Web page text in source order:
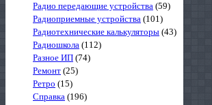
Радио передающие устройства (59)
Радиоприемные устройства (101)
Радиотехнические калькуляторы (43)
Радиошкола (112)
Разное ИП (74)
Ремонт (25)
Ретро (15)
Справка (196)